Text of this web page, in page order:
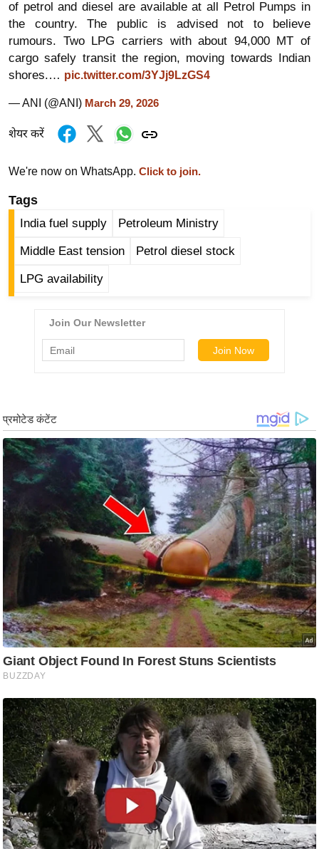
म
नो
रं
ज
न
ज
त
ली
वु
ड
ली
r
e
k
n
N
s
ला
इ
फ
इ
ल
टे
क्नॉ
लॉ
जी
ब्यू
टी
of petrol and diesel are available at all Petrol Pumps in
the country. The public is advised not to believe
rumours. Two LPG carriers with about 94,000 MT of
cargo safely transit the region, moving towards Indian
shores.… pic.twitter.com/3YJj9LzGS4
— ANI (@ANI) March 29, 2026
शेयर करें
We're now on WhatsApp. Click to join.
Tags
India fuel supply Petroleum Ministry
Middle East tension Petrol diesel stock
LPG availability